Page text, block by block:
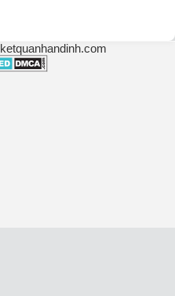
ketquanhandinh.com